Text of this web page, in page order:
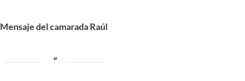
Mensaje del camarada Raúl